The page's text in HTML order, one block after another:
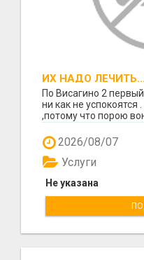
ИХ НАДО ЛЕЧИТЬ...
По Висагино 2
ни как не
,потому что порою
2026/08/07
Не указана
Услуги